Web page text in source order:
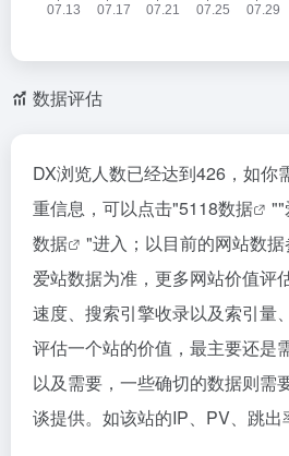
数据评估
DX浏览人数已经达到426，如你
重信息，可以点击"5118数据 ""
数据
"进入；以目前的网站数
爱站数据为准，更多网站价值评
速度、搜索引擎收录以及索引量
评估一个站的价值，最主要还是
以及需要，一些确切的数据则需
谈提供。如该站的IP、PV、跳出